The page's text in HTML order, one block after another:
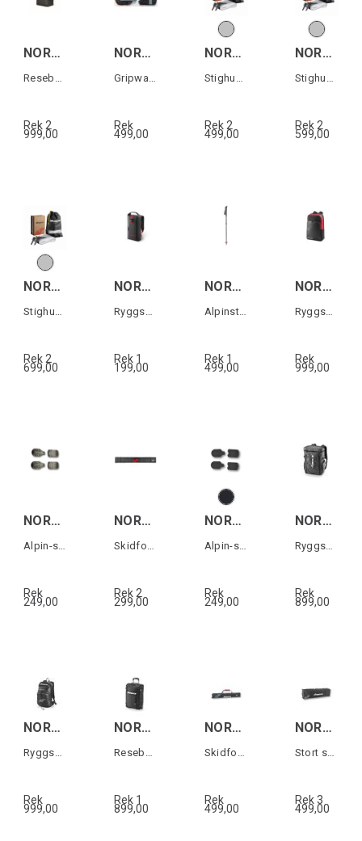
NORDICA RACE XL DUFFLE ROLLER DOBERMANN
Rek 2
999,00
NORDICA HF/CR/SP.J GRIPWALK SOLES Svart
Rek
499,00
NORDICA UNLIMITED 88 SKIN
Rek 2
499,00
NORDICA UNLIMITED 93/94 SKIN
Rek 2
599,00
NORDICA UNLIMITED 104 SKIN
Stighud till Unlimited 104mm skidor
Rek 2
699,00
NORDICA TREND BACKBAG Svart/Röd
Ryggsäck
Rek 1
199,00
NORDICA FREERIDE UNLIMITED Svart/Röd
Alpinstav teleskop (1 par)
Rek 1
499,00
NORDICA PRO BACKPACK Svart/Röd
Ryggsäck
Rek
999,00
NORDICA MACHINE LINE 5355 MONO PU SOLES
Rek
249,00
NORDICA DH RACE SKI BAG 3 PAIR Svart/Röd
Rek 2
299,00
NORDICA HF/CR/ 5355 PU SOLES
Rek
249,00
NORDICA TREND BACKBAG Svart/Vit
Rek
899,00
NORDICA PRO BACKPACK Svart/Vit
Rek
999,00
NORDICA BUSINESS TROLLEY Svart/Vit
Rek 1
899,00
NORDICA SKI BAG LITE Svart/Vit/Röd
Rek
499,00
NORDICA CARGO ROLLER SKI BAG Svart/Vit
Stort skifodral med hjul
Rek 3
499,00